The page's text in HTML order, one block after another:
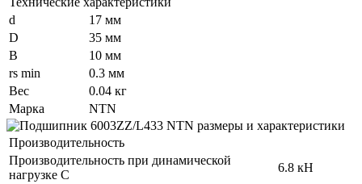
d
17 мм
D
35 мм
B
10 мм
rs min
0.3 мм
Вес
0.04 кг
Марка
NTN
Производительность
Производительность при динамической
нагрузке C
6.8 кН